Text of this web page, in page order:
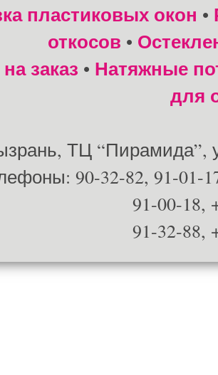
пластиковых окон •
откосов •
заказ • Натяжные
для
ТЦ “Пирамида”,
90-32-82, 91-01-
91-00-18,
91-32-88,